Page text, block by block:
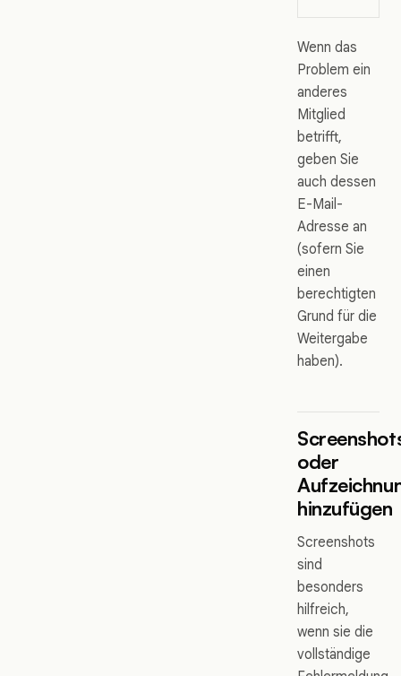
Wenn das
Problem ein
anderes
Mitglied
betrifft,
geben Sie
auch dessen
E-Mail-
Adresse an
(sofern Sie
einen
berechtigten
Grund für die
Weitergabe
haben).
oder
hinzufügen
Screenshots
sind
besonders
hilfreich,
wenn sie die
vollständige